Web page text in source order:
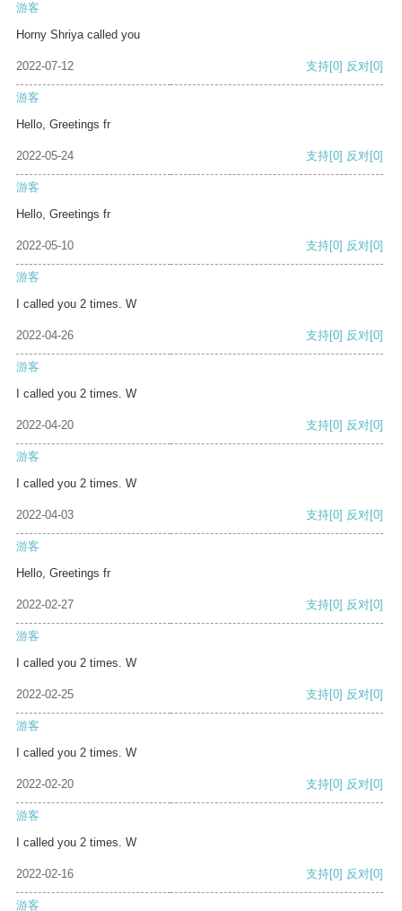
游客
Horny Shriya called you
2022-07-12 支持[0] 反对[0]
游客
Hello, Greetings fr
2022-05-24 支持[0] 反对[0]
游客
Hello, Greetings fr
2022-05-10 支持[0] 反对[0]
游客
I called you 2 times. W
2022-04-26 支持[0] 反对[0]
游客
I called you 2 times. W
2022-04-20 支持[0] 反对[0]
游客
I called you 2 times. W
2022-04-03 支持[0] 反对[0]
游客
Hello, Greetings fr
2022-02-27 支持[0] 反对[0]
游客
I called you 2 times. W
2022-02-25 支持[0] 反对[0]
游客
I called you 2 times. W
2022-02-20 支持[0] 反对[0]
游客
I called you 2 times. W
2022-02-16 支持[0] 反对[0]
游客